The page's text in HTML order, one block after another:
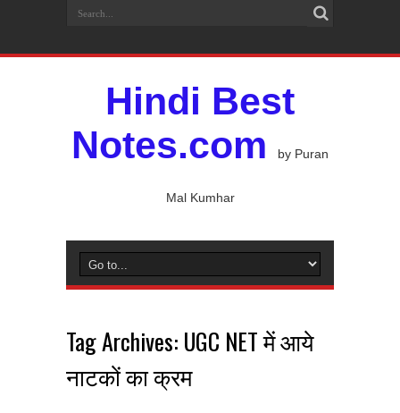
Hindi Best
Notes.com
by Puran
Mal Kumhar
Tag Archives: UGC NET में आये
नाटकों का क्रम